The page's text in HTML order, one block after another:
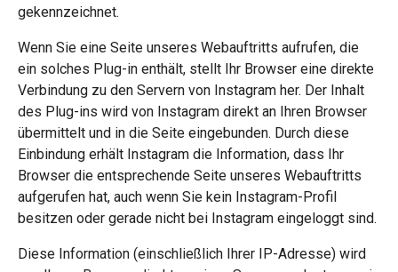
gekennzeichnet.
Wenn Sie eine Seite unseres Webauftritts aufrufen, die
ein solches Plug-in enthält, stellt Ihr Browser eine direkte
Verbindung zu den Servern von Instagram her. Der Inhalt
des Plug-ins wird von Instagram direkt an Ihren Browser
übermittelt und in die Seite eingebunden. Durch diese
Einbindung erhält Instagram die Information, dass Ihr
Browser die entsprechende Seite unseres Webauftritts
aufgerufen hat, auch wenn Sie kein Instagram-Profil
besitzen oder gerade nicht bei Instagram eingeloggt sind.
Diese Information (einschließlich Ihrer IP-Adresse) wird